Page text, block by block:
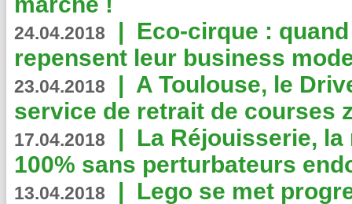
24.04.2018 | Eco-cirque :
repensent leur business
23.04.2018 | A Toulouse, le
service de retrait de courses
17.04.2018 | La Réjouisserie,
100% sans perturbateurs
13.04.2018 | Lego se met